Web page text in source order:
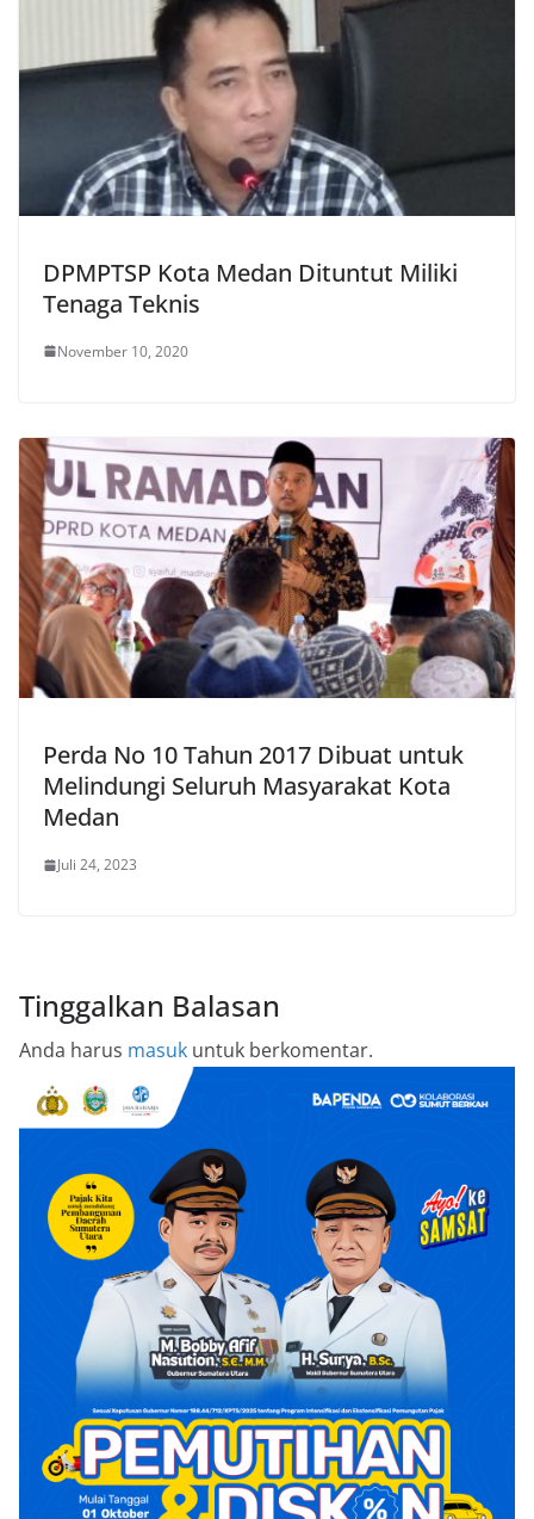
DPMPTSP Kota Medan Dituntut Miliki
Tenaga Teknis
November 10, 2020
Perda No 10 Tahun 2017 Dibuat untuk
Melindungi Seluruh Masyarakat Kota
Medan
Juli 24, 2023
Tinggalkan Balasan
Anda harus masuk untuk berkomentar.